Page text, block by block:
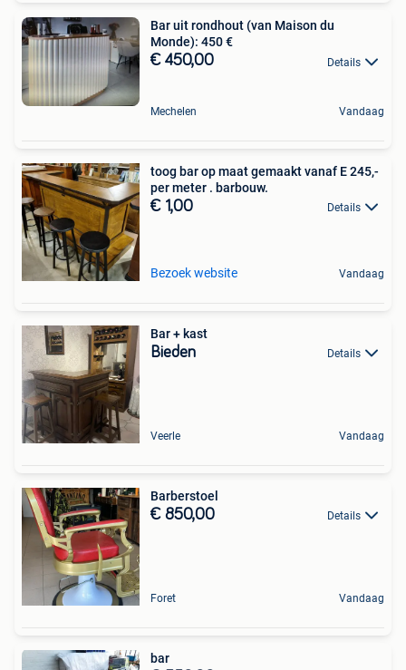
Bar uit rondhout (van Maison du
Monde): 450 €
€ 450,00 Details
Mechelen Vandaag
toog bar op maat gemaakt vanaf E 245,-
per meter . barbouw.
€ 1,00 Details
Bezoek website Vandaag
Bar + kast
Bieden Details
Veerle Vandaag
Barberstoel
€ 850,00 Details
Foret Vandaag
bar